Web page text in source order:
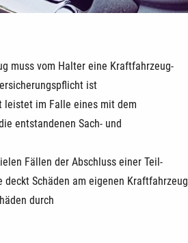
muss vom Halter eine Kraftfahrzeug-
ist
leistet im Falle eines mit dem
entstandenen Sach- und
Fällen der Abschluss einer Teil-
Schäden am eigenen Kraftfahrzeug
durch